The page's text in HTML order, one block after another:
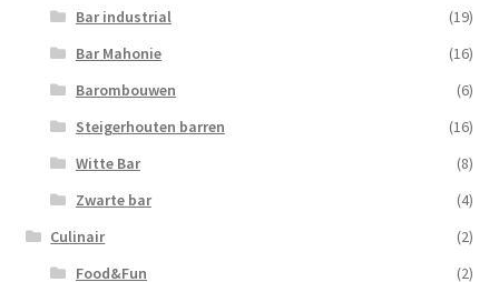
Bar industrial
(19)
Bar Mahonie
(16)
Barombouwen
(6)
Steigerhouten barren
(16)
Witte Bar
(8)
Zwarte bar
(4)
Culinair
(2)
Food&Fun
(2)